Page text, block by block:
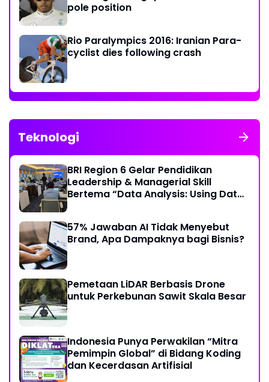
pole position
Rio Paralympics 2016: Iranian Para-
cyclist dies following crash
Teknologi
BRI Region 6 Gelar Pendidikan
Leadership & Managerial Skill
Bertema “Data Analysis: Using Data
57% Jawaban AI Tidak Menyebut
Brand, Apa Dampaknya bagi Bisnis?
Pemetaan LiDAR Berbasis Drone
untuk Perkebunan Sawit Skala Besar
Indonesia Punya Perwakilan “Mitra
Pemimpin Global” di Bidang Koding
dan Kecerdasan Artifisial